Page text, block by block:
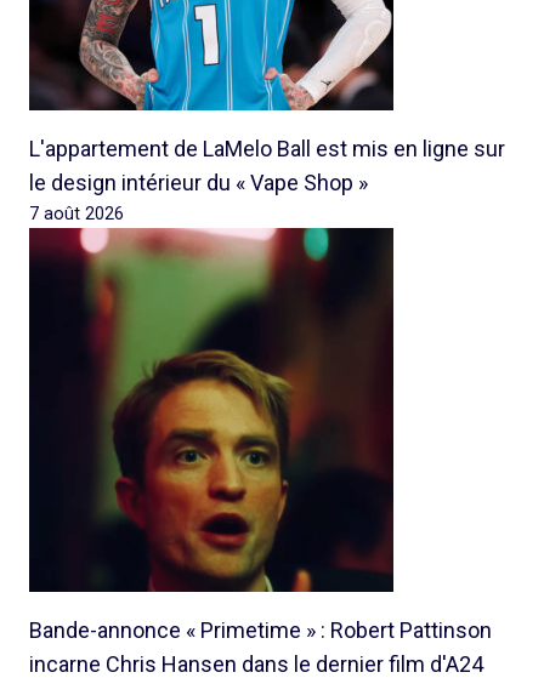
L'appartement de LaMelo Ball est mis en ligne sur
le design intérieur du « Vape Shop »
7 août 2026
Bande-annonce « Primetime » : Robert Pattinson
incarne Chris Hansen dans le dernier film d'A24